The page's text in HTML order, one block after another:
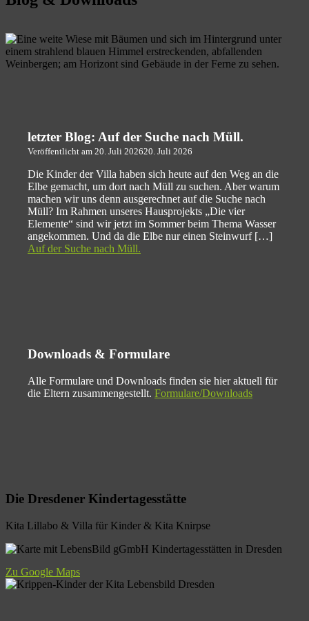
letzter Blog: Auf der Suche nach Müll.
Veröffentlicht am 20. Juli 202620. Juli 2026
Die Kinder der Villa haben sich heute auf den Weg an die
Elbe gemacht, um dort nach Müll zu suchen. Aber warum
machen wir uns denn ausgerechnet auf die Suche nach
Müll? Im Rahmen unseres Hausprojekts „Die vier
Elemente“ sind wir jetzt im Sommer beim Thema Wasser
angekommen. Und da die Elbe nur einen Steinwurf […]
Auf der Suche nach Müll.
Downloads & Formulare
Alle Formulare und Downloads finden sie hier aktuell für
die Eltern zusammengestellt. Formulare/Downloads
Die Dresdener Kindertagesstätte
Kita Lillabo & Villa für Kinder & Kita Knirpse
Zu Google Maps